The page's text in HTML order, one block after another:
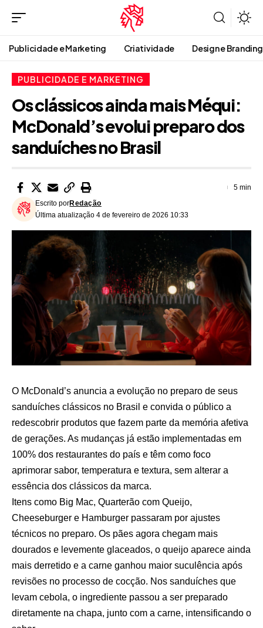
Publicidade e Marketing Criatividade Design e Branding
PUBLICIDADE E MARKETING
Os clássicos ainda mais Méqui:
McDonald’s evolui preparo dos
sanduíches no Brasil
Última atualização 4 de fevereiro de 2026 10:33
Escrito porRedação
5 min
O McDonald’s anuncia a evolução no preparo de seus
sanduíches clássicos no Brasil e convida o público a
redescobrir produtos que fazem parte da memória afetiva
de gerações. As mudanças já estão implementadas em
100% dos restaurantes do país e têm como foco
aprimorar sabor, temperatura e textura, sem alterar a
essência dos clássicos da marca.
Itens como Big Mac, Quarterão com Queijo,
Cheeseburger e Hamburger passaram por ajustes
técnicos no preparo. Os pães agora chegam mais
dourados e levemente glaceados, o queijo aparece ainda
mais derretido e a carne ganhou maior suculência após
revisões no processo de cocção. Nos sanduíches que
levam cebola, o ingrediente passou a ser preparado
diretamente na chapa, junto com a carne, intensificando o